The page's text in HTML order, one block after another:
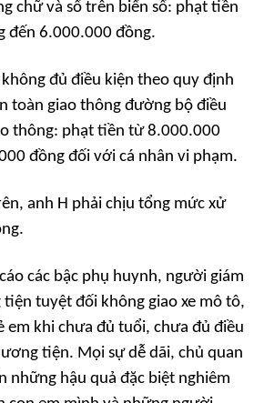
chữ và số trên biển số: phạt tiền
đến 6.000.000 đồng.
đủ điều kiện theo quy định
toàn giao thông đường bộ điều
thông: phạt tiền từ 8.000.000
đồng đối với cá nhân vi phạm.
anh H phải chịu tổng mức xử
các bậc phụ huynh, người giám
tuyệt đối không giao xe mô tô,
em khi chưa đủ tuổi, chưa đủ điều
tiện. Mọi sự dễ dãi, chủ quan
những hậu quả đặc biệt nghiêm